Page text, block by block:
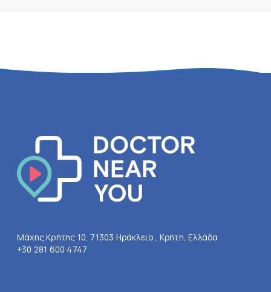
Μάχης Κρήτης 10, 71303 Ηράκλειο , Κρήτη, Ελλάδα
+30 281 600 4747